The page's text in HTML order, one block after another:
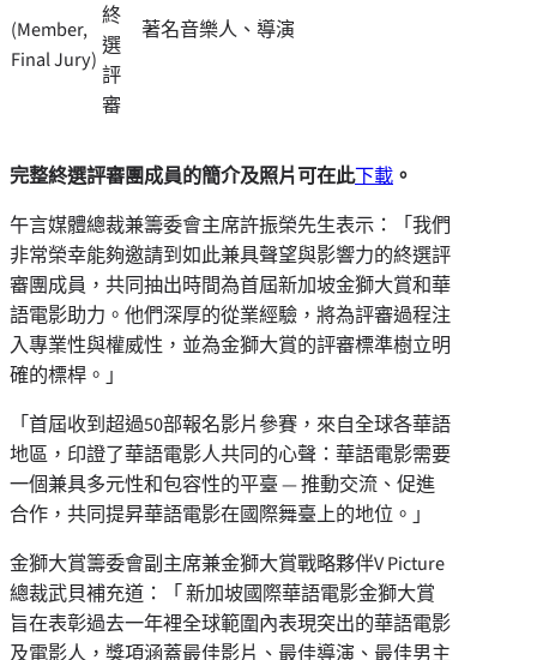
(Member,
Final Jury)
終
選
評
審
著名音樂人、導演
完整終選評審團成員的簡介及照片可在此下載 。
午言媒體總裁兼籌委會主席許振榮先生表示：「我們
非常榮幸能夠邀請到如此兼具聲望與影響力的終選評
審團成員，共同抽出時間為首屆新加坡金獅大賞和華
語電影助力。他們深厚的從業經驗，將為評審過程注
入專業性與權威性，並為金獅大賞的評審標準樹立明
確的標桿。」
「首屆收到超過50部報名影片參賽，來自全球各華語
地區，印證了華語電影人共同的心聲：華語電影需要
一個兼具多元性和包容性的平臺 — 推動交流、促進
合作，共同提昇華語電影在國際舞臺上的地位。」
金獅大賞籌委會副主席兼金獅大賞戰略夥伴V Picture
總裁武貝補充道：「 新加坡國際華語電影金獅大賞
旨在表彰過去一年裡全球範圍內表現突出的華語電影
及電影人，獎項涵蓋最佳影片、最佳導演、最佳男主